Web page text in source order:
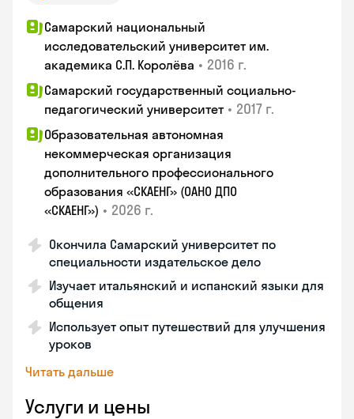
Самарский национальный
исследовательский университет им.
академика С.П. Королёва • 2016 г.
Самарский государственный социально-
педагогический университет • 2017 г.
Образовательная автономная
некоммерческая организация
дополнительного профессионального
образования «СКАЕНГ» (ОАНО ДПО
«СКАЕНГ») • 2026 г.
Окончила Самарский университет по
специальности издательское дело
Изучает итальянский и испанский языки для
общения
Использует опыт путешествий для улучшения
уроков
Читать дальше
Услуги и цены